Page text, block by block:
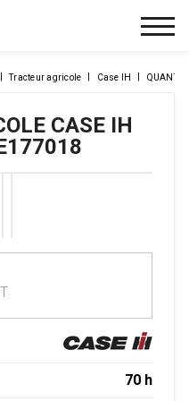
Tracteur agricole Case IH
CASE IH
70 h